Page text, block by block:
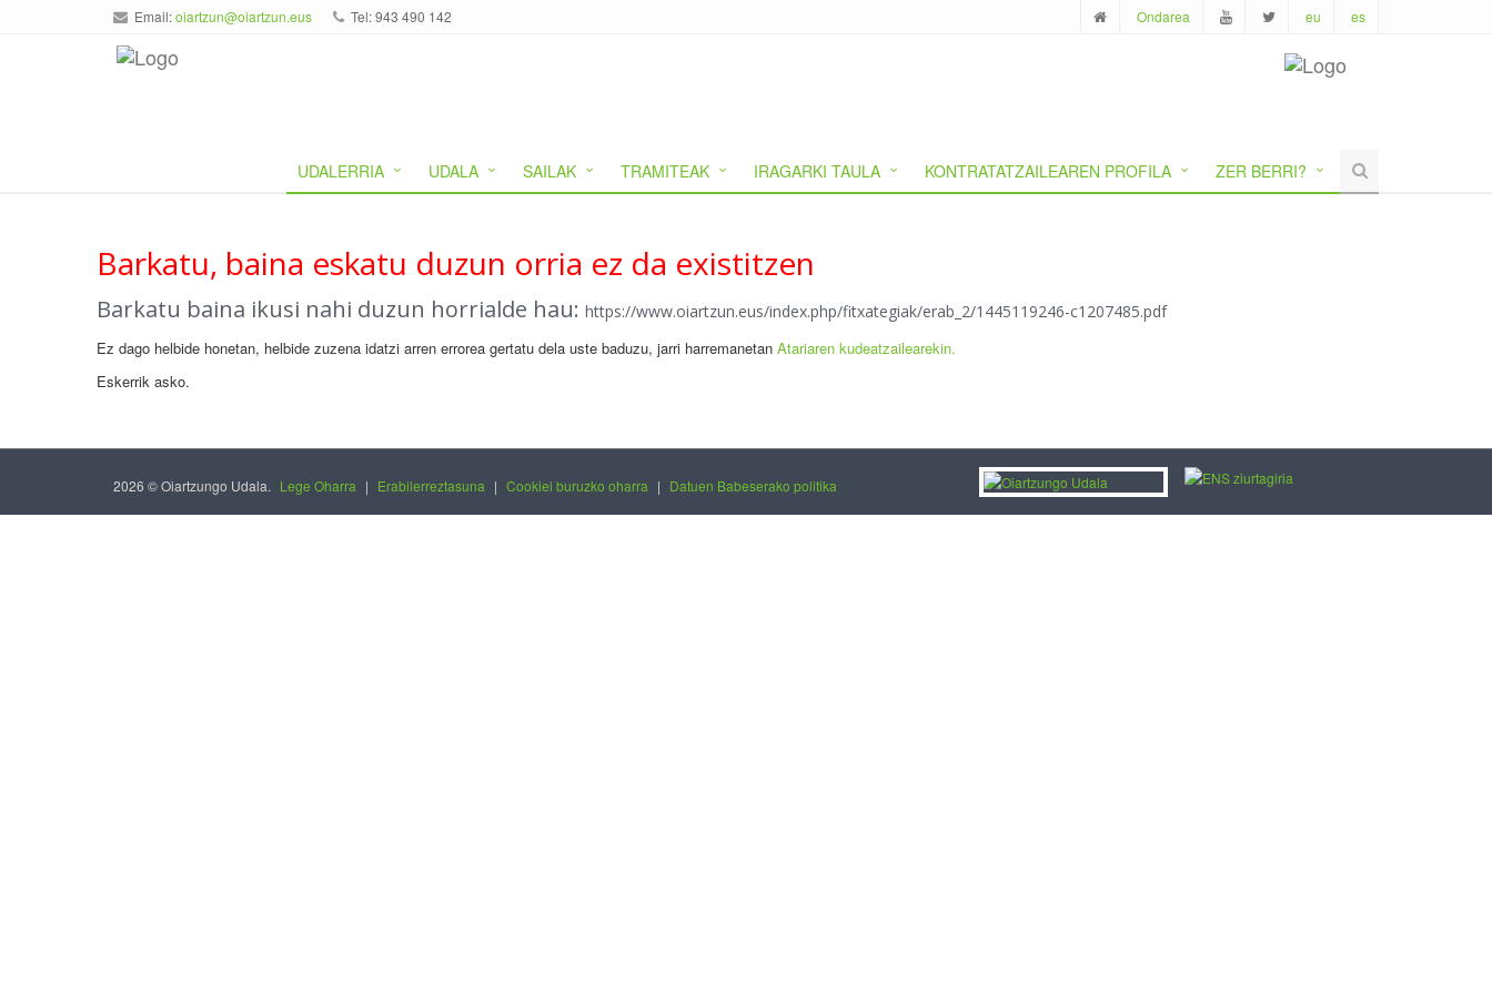
Email:oiartzun@oiartzun.eus Tel: 943 490 142 Ondarea eu es
UDALERRIA UDALA SAILAK TRAMITEAK IRAGARKI TAULA KONTRATATZAILEAREN PROFILA ZER BERRI?
Barkatu, baina eskatu duzun orria ez da existitzen
Barkatu baina ikusi nahi duzun horrialde hau: https://www.oiartzun.eus/index.php/fitxategiak/erab_2/1445119246-c1207485.pdf
Ez dago helbide honetan, helbide zuzena idatzi arren errorea gertatu dela uste baduzu, jarri harremanetan Atariaren kudeatzailearekin.
Eskerrik asko.
2026 © Oiartzungo Udala. Lege Oharra | Erabilerreztasuna | Cookiei buruzko oharra | Datuen Babeserako politika